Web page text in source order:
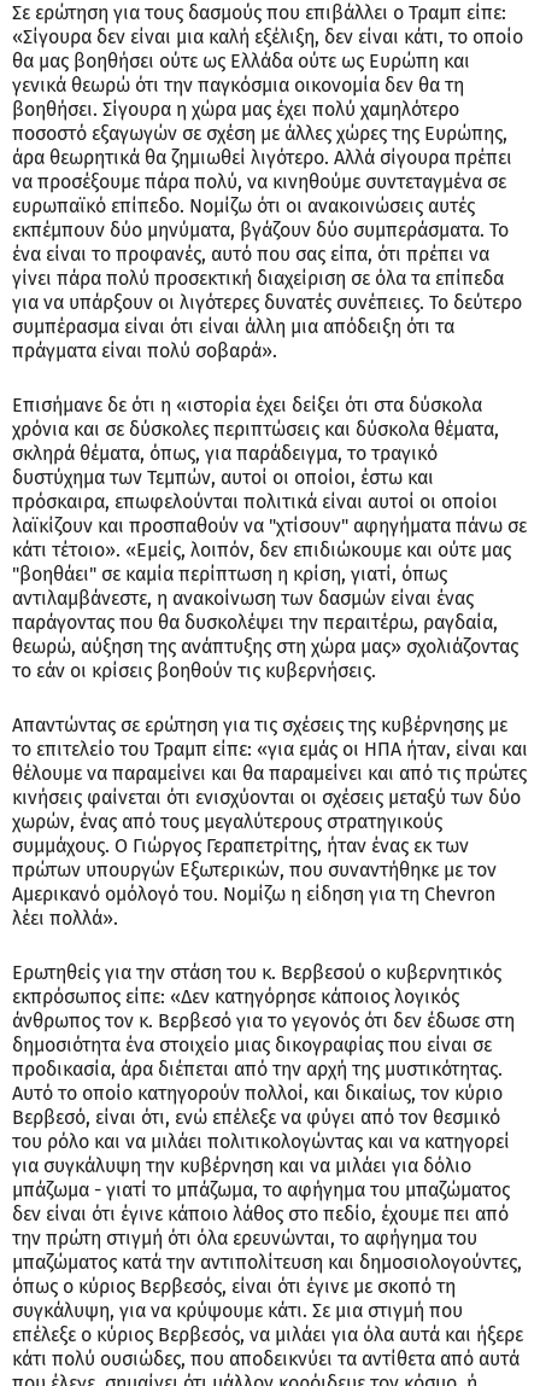
Σε ερώτηση για τους δασμούς που επιβάλλει ο Τραμπ είπε:
«Σίγουρα δεν είναι μια καλή εξέλιξη, δεν είναι κάτι, το οποίο
θα μας βοηθήσει ούτε ως Ελλάδα ούτε ως Ευρώπη και
γενικά θεωρώ ότι την παγκόσμια οικονομία δεν θα τη
βοηθήσει. Σίγουρα η χώρα μας έχει πολύ χαμηλότερο
ποσοστό εξαγωγών σε σχέση με άλλες χώρες της Ευρώπης,
άρα θεωρητικά θα ζημιωθεί λιγότερο. Αλλά σίγουρα πρέπει
να προσέξουμε πάρα πολύ, να κινηθούμε συντεταγμένα σε
ευρωπαϊκό επίπεδο. Νομίζω ότι οι ανακοινώσεις αυτές
εκπέμπουν δύο μηνύματα, βγάζουν δύο συμπεράσματα. Το
ένα είναι το προφανές, αυτό που σας είπα, ότι πρέπει να
γίνει πάρα πολύ προσεκτική διαχείριση σε όλα τα επίπεδα
για να υπάρξουν οι λιγότερες δυνατές συνέπειες. Το δεύτερο
συμπέρασμα είναι ότι είναι άλλη μια απόδειξη ότι τα
πράγματα είναι πολύ σοβαρά».
Επισήμανε δε ότι η «ιστορία έχει δείξει ότι στα δύσκολα
χρόνια και σε δύσκολες περιπτώσεις και δύσκολα θέματα,
σκληρά θέματα, όπως, για παράδειγμα, το τραγικό
δυστύχημα των Τεμπών, αυτοί οι οποίοι, έστω και
πρόσκαιρα, επωφελούνται πολιτικά είναι αυτοί οι οποίοι
λαϊκίζουν και προσπαθούν να "χτίσουν" αφηγήματα πάνω σε
κάτι τέτοιο». «Εμείς, λοιπόν, δεν επιδιώκουμε και ούτε μας
"βοηθάει" σε καμία περίπτωση η κρίση, γιατί, όπως
αντιλαμβάνεστε, η ανακοίνωση των δασμών είναι ένας
παράγοντας που θα δυσκολέψει την περαιτέρω, ραγδαία,
θεωρώ, αύξηση της ανάπτυξης στη χώρα μας» σχολιάζοντας
το εάν οι κρίσεις βοηθούν τις κυβερνήσεις.
Απαντώντας σε ερώτηση για τις σχέσεις της κυβέρνησης με
το επιτελείο του Τραμπ είπε: «για εμάς οι ΗΠΑ ήταν, είναι και
θέλουμε να παραμείνει και θα παραμείνει και από τις πρώτες
κινήσεις φαίνεται ότι ενισχύονται οι σχέσεις μεταξύ των δύο
χωρών, ένας από τους μεγαλύτερους στρατηγικούς
συμμάχους. Ο Γιώργος Γεραπετρίτης, ήταν ένας εκ των
πρώτων υπουργών Εξωτερικών, που συναντήθηκε με τον
Αμερικανό ομόλογό του. Νομίζω η είδηση για τη Chevron
λέει πολλά».
Ερωτηθείς για την στάση του κ. Βερβεσού ο κυβερνητικός
εκπρόσωπος είπε: «Δεν κατηγόρησε κάποιος λογικός
άνθρωπος τον κ. Βερβεσό για το γεγονός ότι δεν έδωσε στη
δημοσιότητα ένα στοιχείο μιας δικογραφίας που είναι σε
προδικασία, άρα διέπεται από την αρχή της μυστικότητας.
Αυτό το οποίο κατηγορούν πολλοί, και δικαίως, τον κύριο
Βερβεσό, είναι ότι, ενώ επέλεξε να φύγει από τον θεσμικό
του ρόλο και να μιλάει πολιτικολογώντας και να κατηγορεί
για συγκάλυψη την κυβέρνηση και να μιλάει για δόλιο
μπάζωμα - γιατί το μπάζωμα, το αφήγημα του μπαζώματος
δεν είναι ότι έγινε κάποιο λάθος στο πεδίο, έχουμε πει από
την πρώτη στιγμή ότι όλα ερευνώνται, το αφήγημα του
μπαζώματος κατά την αντιπολίτευση και δημοσιολογούντες,
όπως ο κύριος Βερβεσός, είναι ότι έγινε με σκοπό τη
συγκάλυψη, για να κρύψουμε κάτι. Σε μια στιγμή που
επέλεξε ο κύριος Βερβεσός, να μιλάει για όλα αυτά και ήξερε
κάτι πολύ ουσιώδες, που αποδεικνύει τα αντίθετα από αυτά